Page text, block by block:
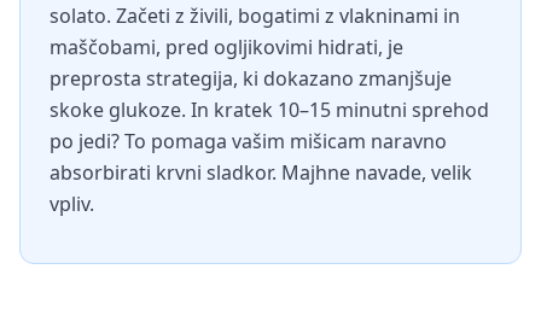
solato. Začeti z živili, bogatimi z vlakninami in
maščobami, pred ogljikovimi hidrati, je
preprosta strategija, ki dokazano zmanjšuje
skoke glukoze. In kratek 10–15 minutni sprehod
po jedi? To pomaga vašim mišicam naravno
absorbirati krvni sladkor. Majhne navade, velik
vpliv.